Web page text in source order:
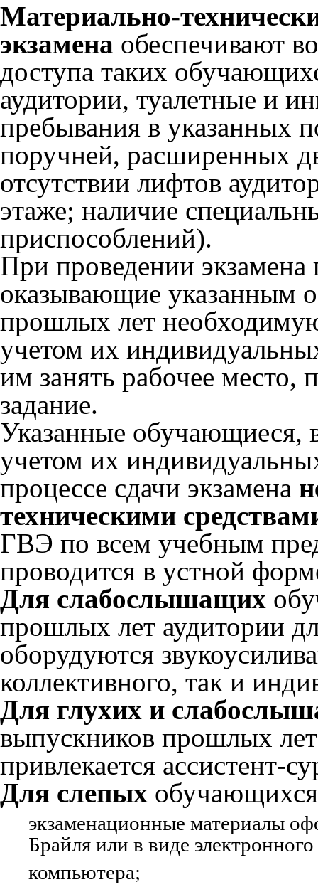
Материально-
экзамена обеспечивают
доступа таких
аудитории, туалетные и
пребывания в указанных
поручней, расширенных
отсутствии лифтов
этаже; наличие
приспособлений).
При проведении
оказывающие указанным
прошлых лет
учетом их
им занять рабочее место,
задание.
Указанные обучающиеся,
учетом их
процессе сдачи экзамена
техническими
ГВЭ по всем учебным
проводится в устной
Для слабослышащих
прошлых лет аудитории
оборудуются
коллективного, так и
Для глухих и
выпускников прошлых
привлекается ассистент-
Для слепых
экзаменационные материалы
Брайля или в виде
компьютера;